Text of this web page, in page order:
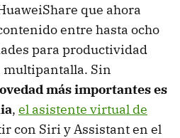
que ahora
entre hasta ocho
para productividad
multipantalla. Sin
más importantes es
, el asistente virtual de
con Siri y Assistant en el